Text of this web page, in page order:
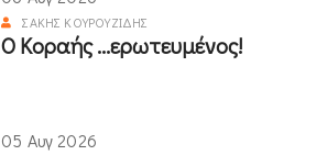
ΣΆΚΗΣ ΚΟΥΡΟΥΖΊΔΗΣ
Ο Κοραής ...ερωτευμένος!
05 Αυγ 2026